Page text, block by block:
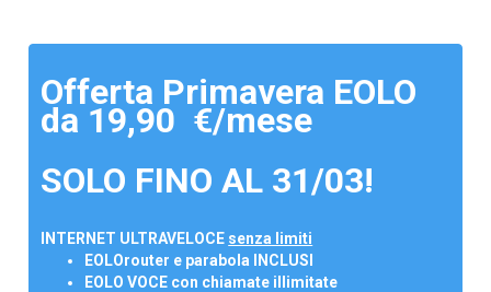
Offerta Primavera EOLO
da 19,90 €/mese
SOLO FINO AL 31/03!
INTERNET ULTRAVELOCE senza limiti
EOLOrouter e parabola INCLUSI
EOLO VOCE con chiamate illimitate